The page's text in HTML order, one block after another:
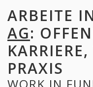
ARBEITE
AG:
PRAXIS
WORK IN